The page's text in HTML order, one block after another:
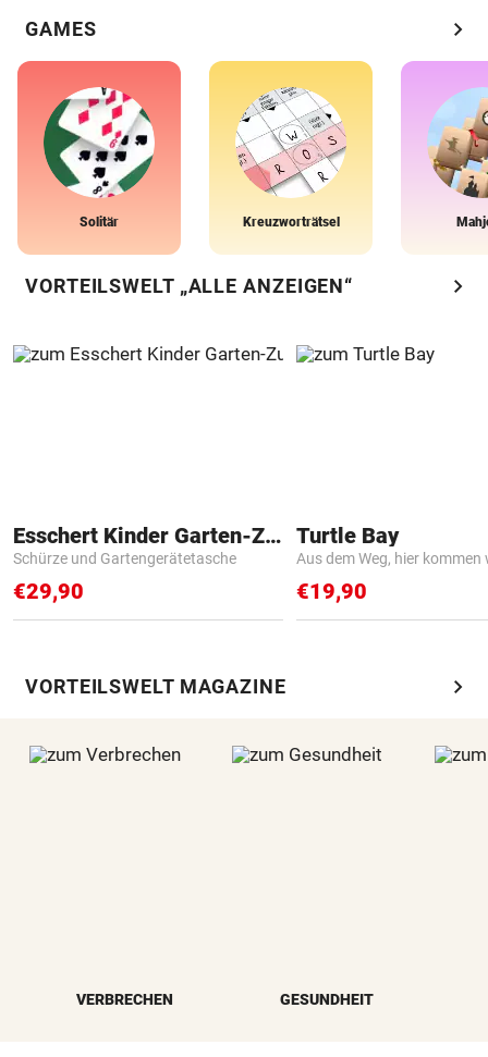
GAMES chevron_right
Solitär Kreuzworträtsel
VORTEILSWELT „ALLE ANZEIGEN“ chevron_right
Esschert Kinder Garten-Zubehör
Schürze und Gartengerätetasche
€29,90
Turtle Bay
Aus dem Weg, hier kommen
€19,90
VORTEILSWELT MAGAZINE chevron_right
VERBRECHEN GESUNDHEIT